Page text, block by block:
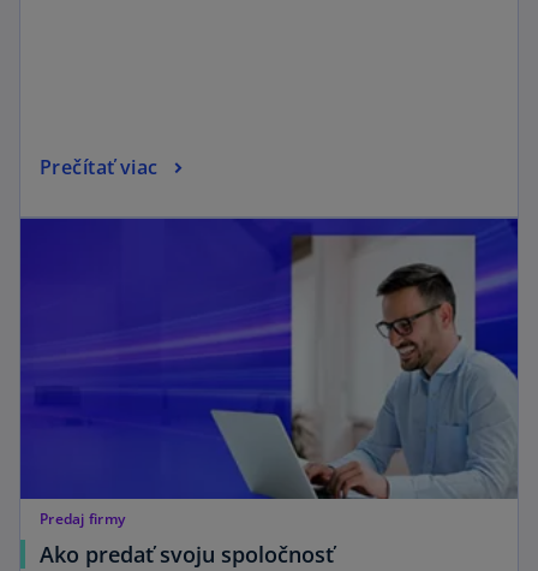
Prečítať viac
Predaj firmy
Ako predať svoju spoločnosť